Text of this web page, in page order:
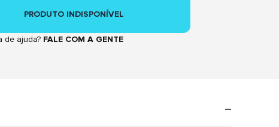
PRODUTO INDISPONÍVEL
de ajuda? FALE COM A GENTE